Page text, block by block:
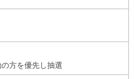
方を優先し抽選